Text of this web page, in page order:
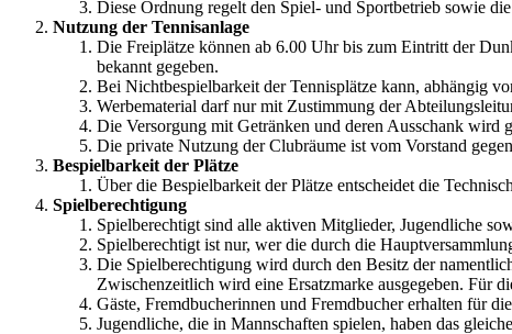
Diese Ordnung regelt den Spiel- und Sportbetrieb sowie
Nutzung der Tennisanlage
Die Freiplätze können ab 6.00 Uhr bis zum Eintritt der
bekannt gegeben.
Bei Nichtbespielbarkeit der Tennisplätze kann, abhängig
Werbematerial darf nur mit Zustimmung der
Die Versorgung mit Getränken und deren Ausschank wird
Die private Nutzung der Clubräume ist vom Vorstand
Bespielbarkeit der Plätze
Über die Bespielbarkeit der Plätze entscheidet die
Spielberechtigung
Spielberechtigt sind alle aktiven Mitglieder, Jugendliche
Spielberechtigt ist nur, wer die durch die
Die Spielberechtigung wird durch den Besitz der
Zwischenzeitlich wird eine Ersatzmarke ausgegeben. Für
Gäste, Fremdbucherinnen und Fremdbucher erhalten für
Jugendliche, die in Mannschaften spielen, haben das